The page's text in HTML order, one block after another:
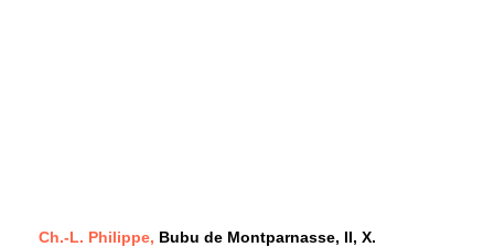
Ch.-L. Philippe, Bubu de Montparnasse, II, X.